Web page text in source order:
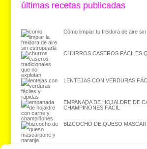
últimas recetas publicadas
Cómo limpiar tu freidora de aire
CHURROS CASEROS FÁCILES
LENTEJAS CON VERDURAS
EMPANADA DE HOJALDRE DE
CHAMPIÑONES FÁCIL
BIZCOCHO DE QUESO